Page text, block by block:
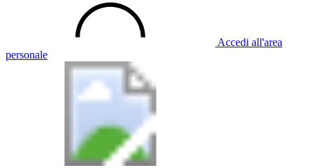
Accedi all'area
personale